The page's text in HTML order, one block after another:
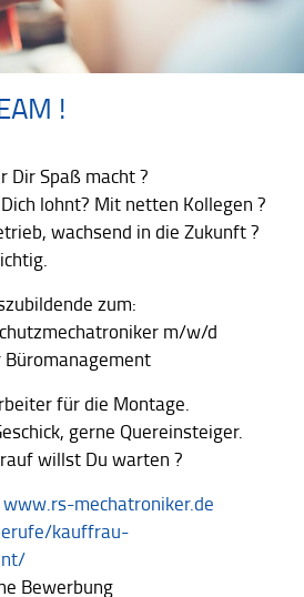
!
Dir Spaß macht ?
lohnt? Mit netten Kollegen ?
wachsend in die Zukunft ?
zum:
m/w/d
für die Montage.
gerne Quereinsteiger.
willst Du warten ?
www.rs-mechatroniker.de
kauffrau-
Bewerbung